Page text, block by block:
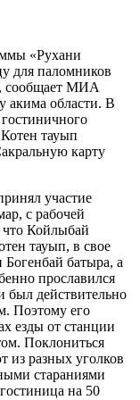
«Рухани
для паломников
сообщает МИА
акима области. В
тауып
карту
участие
с рабочей
Койлыбай
тауып, в свое
батыра, а
прославился
был действительно
Поэтому его
езды от станции
Поклониться
из разных уголков
стараниями
на 50